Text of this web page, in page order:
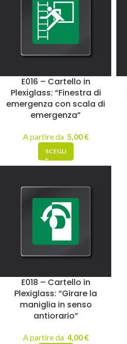
E016 – Cartello in
Plexiglass: “Finestra di
emergenza con scala di
emergenza”
A partire da 5,00€
SCEGLI
E018 – Cartello in
Plexiglass: “Girare la
maniglia in senso
antiorario”
A partire da 4,00€